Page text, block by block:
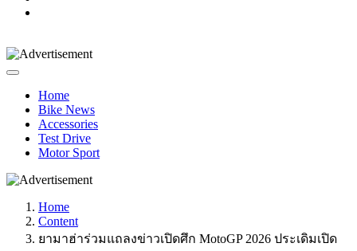
Home
Bike News
Accessories
Test Drive
Motor Sport
Home
Content
ยามาฮ่าร่วมแถลงข่าวเปิดศึก MotoGP 2026 ประเดิมเปิด